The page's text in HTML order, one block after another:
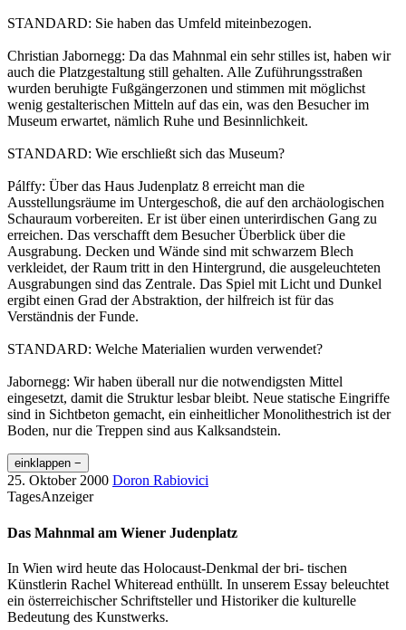
STANDARD: Sie haben das Umfeld miteinbezogen.
Christian Jabornegg: Da das Mahnmal ein sehr stilles ist, haben wir
auch die Platzgestaltung still gehalten. Alle Zuführungsstraßen
wurden beruhigte Fußgängerzonen und stimmen mit möglichst
wenig gestalterischen Mitteln auf das ein, was den Besucher im
Museum erwartet, nämlich Ruhe und Besinnlichkeit.
STANDARD: Wie erschließt sich das Museum?
Pálffy: Über das Haus Judenplatz 8 erreicht man die
Ausstellungsräume im Untergeschoß, die auf den archäologischen
Schauraum vorbereiten. Er ist über einen unterirdischen Gang zu
erreichen. Das verschafft dem Besucher Überblick über die
Ausgrabung. Decken und Wände sind mit schwarzem Blech
verkleidet, der Raum tritt in den Hintergrund, die ausgeleuchteten
Ausgrabungen sind das Zentrale. Das Spiel mit Licht und Dunkel
ergibt einen Grad der Abstraktion, der hilfreich ist für das
Verständnis der Funde.
STANDARD: Welche Materialien wurden verwendet?
Jabornegg: Wir haben überall nur die notwendigsten Mittel
eingesetzt, damit die Struktur lesbar bleibt. Neue statische Eingriffe
sind in Sichtbeton gemacht, ein einheitlicher Monolithestrich ist der
Boden, nur die Treppen sind aus Kalksandstein.
einklappen −
25. Oktober 2000 Doron Rabiovici
TagesAnzeiger
Das Mahnmal am Wiener Judenplatz
In Wien wird heute das Holocaust-Denkmal der bri- tischen
Künstlerin Rachel Whiteread enthüllt. In unserem Essay beleuchtet
ein österreichischer Schriftsteller und Historiker die kulturelle
Bedeutung des Kunstwerks.